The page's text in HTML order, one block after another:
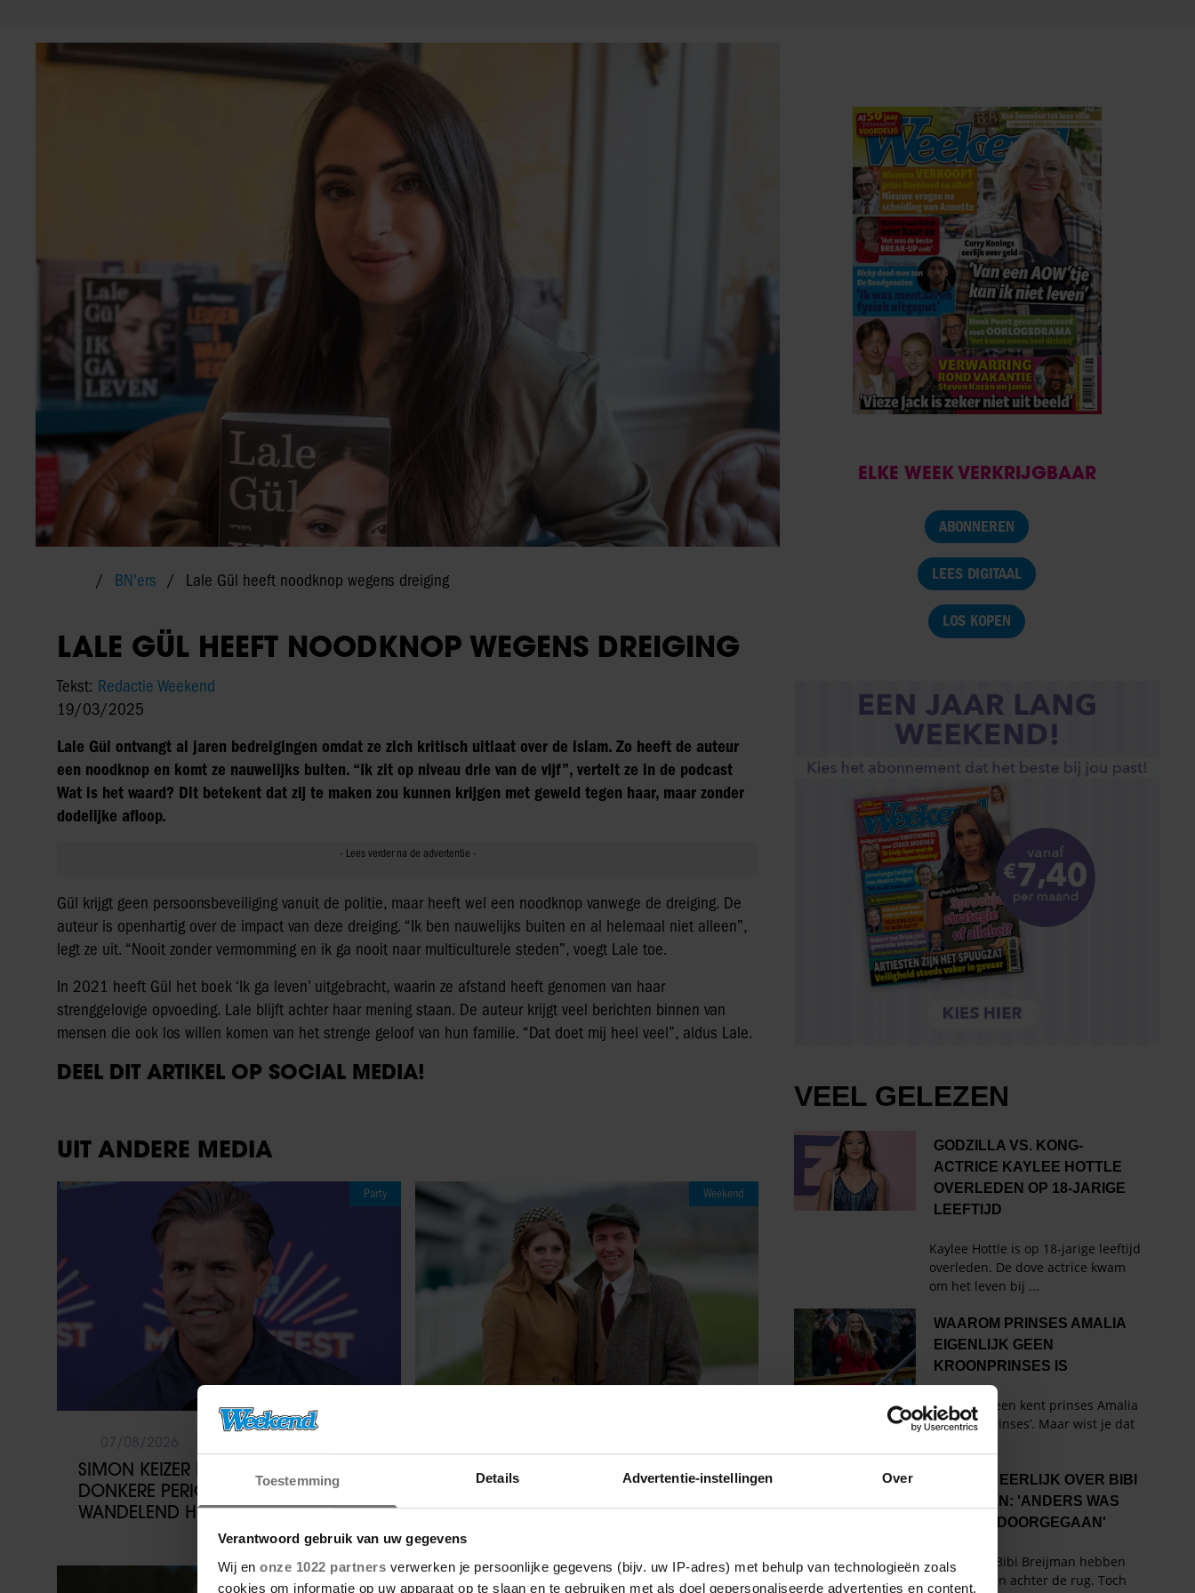
Toestemming Details Advertentie-instellingen Over
Verantwoord gebruik van uw gegevens
Wij en onze 1022 partners verwerken je persoonlijke gegevens (bijv. uw IP-adres) met behulp van technologieën zoals
cookies om informatie op uw apparaat op te slaan en te gebruiken met als doel gepersonaliseerde advertenties en content,
BN'ers Lale Gül heeft noodknop wegens dreiging
LALE GÜL HEEFT NOODKNOP WEGENS DREIGING
Tekst: Redactie Weekend
19/03/2025
Lale Gül ontvangt al jaren bedreigingen omdat ze zich kritisch uitlaat over de islam. Zo heeft de auteur
een noodknop en komt ze nauwelijks buiten. “Ik zit op niveau drie van de vijf”, vertelt ze in de podcast
Wat is het waard? Dit betekent dat zij te maken zou kunnen krijgen met geweld tegen haar, maar zonder
dodelijke afloop.
Gül krijgt geen persoonsbeveiliging vanuit de politie, maar heeft wel een noodknop vanwege de dreiging. De
auteur is openhartig over de impact van deze dreiging. “Ik ben nauwelijks buiten en al helemaal niet alleen”,
legt ze uit. “Nooit zonder vermomming en ik ga nooit naar multiculturele steden”, voegt Lale toe.
In 2021 heeft Gül het boek ‘Ik ga leven’ uitgebracht, waarin ze afstand heeft genomen van haar
strenggelovige opvoeding. Lale blijft achter haar mening staan. De auteur krijgt veel berichten binnen van
mensen die ook los willen komen van het strenge geloof van hun familie. “Dat doet mij heel veel”, aldus Lale.
DEEL DIT ARTIKEL OP SOCIAL MEDIA!
UIT ANDERE MEDIA
Party
SIMON KEIZER BLIKT TERUG OP
DONKERE PERIODE: ‘IK WAS EEN
WANDELEND HOOFD’
Weekend
PRINSES BEATRICE’S ECHTGENOOT
HUWELIJKSPROBLEMEN
Sante
ELKE WEEK VERKRIJGBAAR
ABONNEREN
LEES DIGITAAL
LOS KOPEN